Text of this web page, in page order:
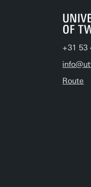
+31 53
Route